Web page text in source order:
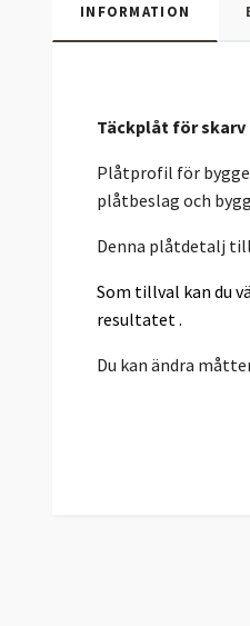
INFORMATION
Täckplåt för skarv
Plåtprofil för
plåtbeslag och
Denna plåtdetalj
Som tillval kan du
resultatet .
Du kan ändra